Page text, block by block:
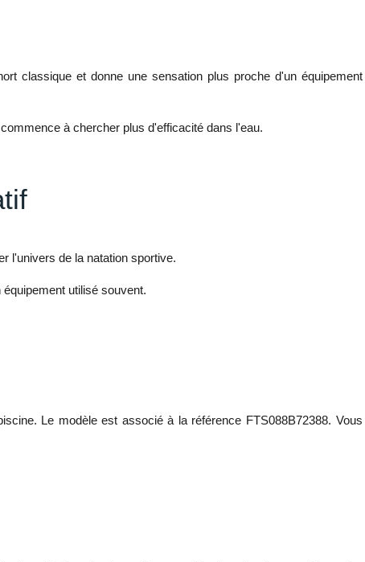
classique et donne une sensation plus proche d'un équipement
à chercher plus d'efficacité dans l'eau.
l'univers de la natation sportive.
utilisé souvent.
Le modèle est associé à la référence FTS088B72388. Vous